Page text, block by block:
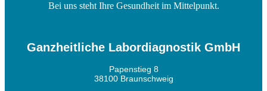
Bei uns steht Ihre Gesundheit im Mittelpunkt.
Ganzheitliche Labordiagnostik GmbH
Papenstieg 8
38100 Braunschweig